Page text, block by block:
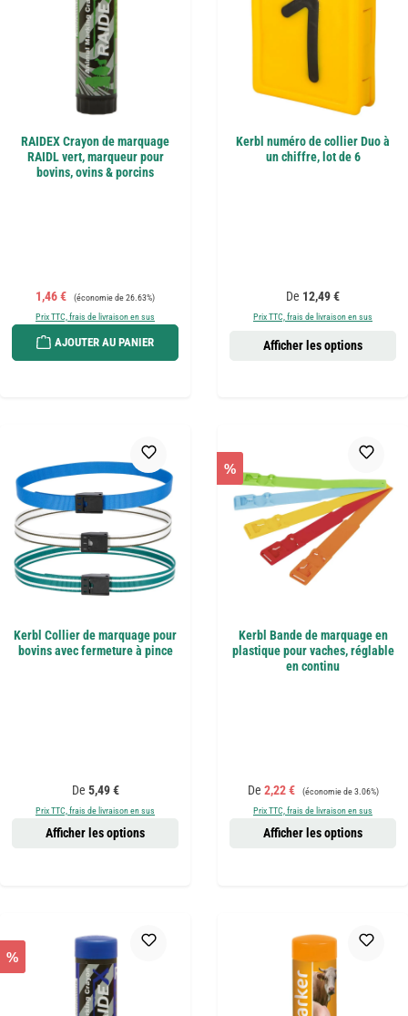
RAIDEX Crayon de marquage
RAIDL vert, marqueur pour
bovins, ovins & porcins
Prix de vente :
1,46 € Prix régulier :
(économie de 26.63%)
Prix TTC, frais de livraison en sus
AJOUTER AU PANIER
Kerbl numéro de collier Duo à
un chiffre, lot de 6
Prix régulier :
De 12,49 €
Prix TTC, frais de livraison en sus
Afficher les options
Kerbl Collier de marquage pour
bovins avec fermeture à pince
Prix régulier :
De 5,49 €
Prix TTC, frais de livraison en sus
Afficher les options
%
Kerbl Bande de marquage en
plastique pour vaches, réglable
en continu
Prix de vente :
De 2,22 € Prix régulier :
(économie de 3.06%)
Prix TTC, frais de livraison en sus
Afficher les options
%